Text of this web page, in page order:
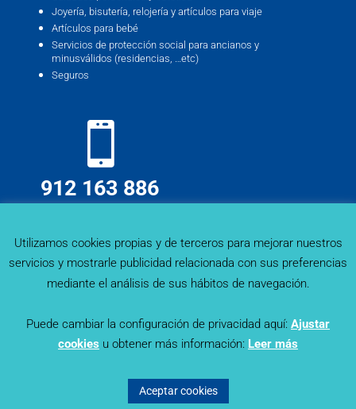
Joyería, bisutería, relojería y artículos para viaje
Artículos para bebé
Servicios de protección social para ancianos y
minusválidos (residencias, …etc)
Seguros
912 163 886
Política de Cookies© Diseñado por
Utilizamos cookies propias y de terceros para mejorar nuestros
servicios y mostrarle publicidad relacionada con sus preferencias
mediante el análisis de sus hábitos de navegación.
Puede cambiar la configuración de privacidad aquí: Ajustar
cookies u obtener más información: Leer más
Aceptar cookies